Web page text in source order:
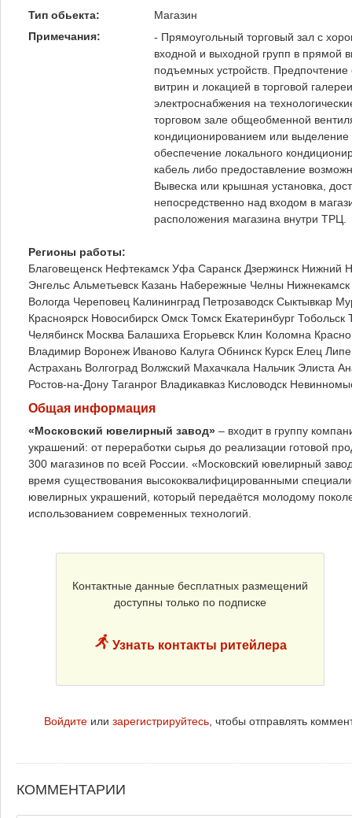
Тип обьекта:
Магазин
Примечания:
- Прямоугольный торговый зал с
входной и выходной групп в прямой
подъемных устройств.
витрин и локацией в торговой
электроснабжения на
торговом зале общеобменной
кондиционированием или выделение
обеспечение локального
кабель либо предоставление
Вывеска или крышная установка,
непосредственно над входом в
расположения магазина внутри ТРЦ.
Регионы работы:
Благовещенск Нефтекамск Уфа Саранск Дзержинск Нижний
Энгельс Альметьевск Казань Набережные Челны Нижнекамск
Вологда Череповец Калининград Петрозаводск Сыктывкар
Красноярск Новосибирск Омск Томск Екатеринбург Тобольск
Челябинск Москва Балашиха Егорьевск Клин Коломна
Владимир Воронеж Иваново Калуга Обнинск Курск Елец
Астрахань Волгоград Волжский Махачкала Нальчик Элиста
Ростов-на-Дону Таганрог Владикавказ Кисловодск
Общая информация
«Московский ювелирный завод» – входит в группу
украшений: от переработки сырья до реализации готовой
300 магазинов по всей России. «Московский ювелирный
время существования высококвалифицированными
ювелирных украшений, который передаётся молодому
использованием современных технологий.
Контактные данные бесплатных размещений
доступны только по подписке
Узнать контакты ритейлера
Войдите или зарегистрируйтесь, чтобы отправлять
КОММЕНТАРИИ